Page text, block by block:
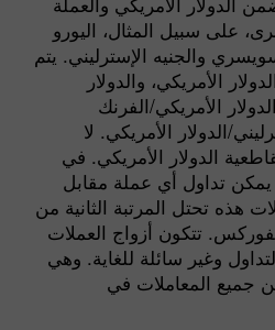
على سبيل المثال، اليورو
والجنيه الإسترليني. يتم
الأمريكي، والدولار
الأمريكي/الفرنك
الدولار الأمريكي. لا
الدولار الأمريكي. في
يمكن تداول أي عملة مقابل
هذه تحتل المرتبة الثانية من
تتكون أزواج العملات
وغير سائلة للغاية. وهي
لا يقل عن 10٪ من جميع المعاملات في